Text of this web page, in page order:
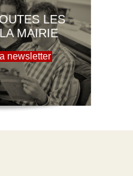
LES
MAIRIE
newsletter